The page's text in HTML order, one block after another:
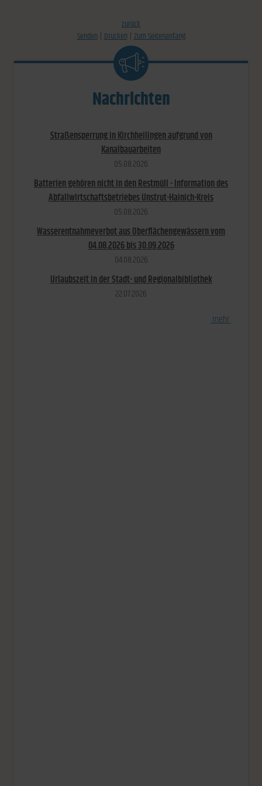
zurück
Senden Drucken Zum Seitenanfang
Nachrichten
Straßensperrung in Kirchheilingen aufgrund von
Kanalbauarbeiten
05.​08.​2026
Batterien gehören nicht in den Restmüll - Information des
Abfallwirtschaftsbetriebes Unstrut-Hainich-Kreis
05.​08.​2026
Wasserentnahmeverbot aus Oberflächengewässern vom
04.08.2026 bis 30.09.2026
04.​08.​2026
Urlaubszeit in der Stadt- und Regionalbibliothek
22.​07.​2026
mehr